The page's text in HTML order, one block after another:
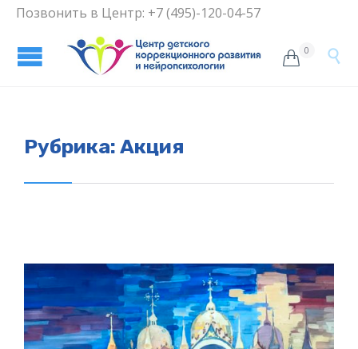
Позвонить в Центр: +7 (495)-120-04-57
 0 
Рубрика: Акция